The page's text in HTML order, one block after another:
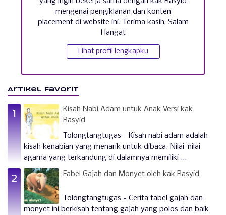
mengenai pengiklanan dan konten
placement di website ini. Terima kasih, Salam
Hangat
Lihat profil lengkapku
Artikel Favorit
Kisah Nabi Adam untuk Anak Versi kak
Rasyid
Tolongtangtugas - Kisah nabi adam adalah
kisah kenabian yang menarik untuk dibaca. Nilai-nilai
agama yang terkandung di dalamnya memiliki ...
Fabel Gajah dan Monyet oleh kak Rasyid
Tolongtangtugas - Cerita fabel gajah dan
monyet ini berkisah tentang gajah yang polos dan baik